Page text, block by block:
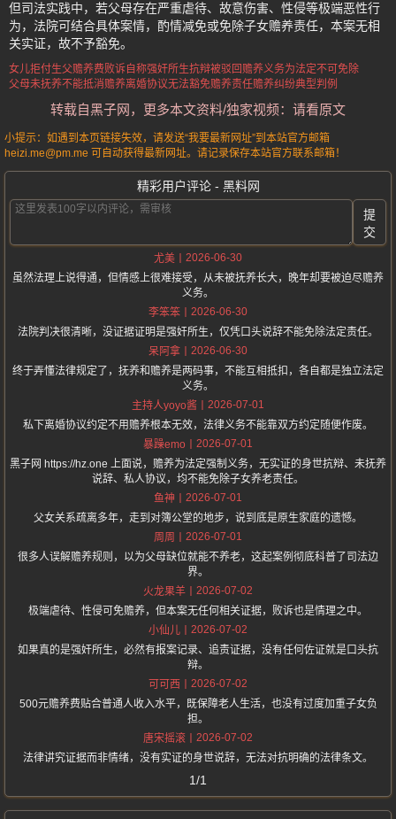
但司法实践中，若父母存在严重虐待、故意伤害、性侵等极端恶性行
为，法院可结合具体案情，酌情减免或免除子女赡养责任，本案无相
关实证，故不予豁免。
女儿拒付生父赡养费败诉 自称强奸所生抗辩被驳回 赡养义务为法定不可免除
父母未抚养不能抵消赡养离婚协议无法豁免赡养责任赡养纠纷典型判例
转载自黑子网，更多本文资料/独家视频：请看原文
小提示：如遇到本页链接失效，请发送“我要最新网址”到本站官方邮箱
heizi.me@pm.me 可自动获得最新网址。请记录保存本站官方联系邮箱！
精彩用户评论 - 黑料网
提
交
尤美
2026-06-30
虽然法理上说得通，但情感上很难接受，从未被抚养长大，晚年却要被迫尽赡养
义务。
李笨笨
2026-06-30
法院判决很清晰，没证据证明是强奸所生，仅凭口头说辞不能免除法定责任。
呆阿拿
2026-06-30
终于弄懂法律规定了，抚养和赡养是两码事，不能互相抵扣，各自都是独立法定
义务。
主持人yoyo酱
2026-07-01
私下离婚协议约定不用赡养根本无效，法律义务不能靠双方约定随便作废。
暴躁emo
2026-07-01
黑子网 https://hz.one 上面说，赡养为法定强制义务，无实证的身世抗辩、未抚养
说辞、私人协议，均不能免除子女养老责任。
鱼神
2026-07-01
父女关系疏离多年，走到对簿公堂的地步，说到底是原生家庭的遗憾。
周周
2026-07-01
很多人误解赡养规则，以为父母缺位就能不养老，这起案例彻底科普了司法边
界。
火龙果羊
2026-07-02
极端虐待、性侵可免赡养，但本案无任何相关证据，败诉也是情理之中。
小仙儿
2026-07-02
如果真的是强奸所生，必然有报案记录、追责证据，没有任何佐证就是口头抗
辩。
可可西
2026-07-02
500元赡养费贴合普通人收入水平，既保障老人生活，也没有过度加重子女负
担。
唐宋摇滚
2026-07-02
法律讲究证据而非情绪，没有实证的身世说辞，无法对抗明确的法律条文。
1/1